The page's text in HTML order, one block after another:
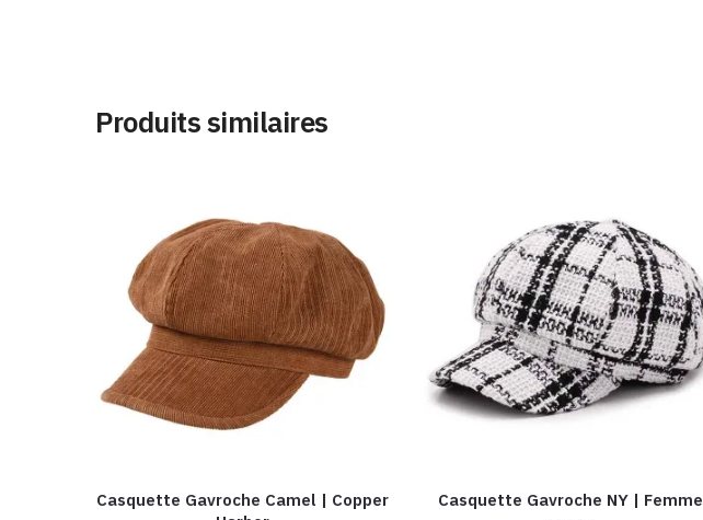
Produits similaires
Casquette Gavroche Camel | Copper
Casquette Gavroche NY | Femme